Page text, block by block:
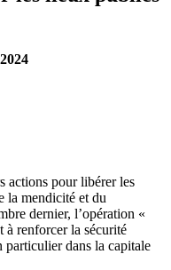
actions pour libérer les
la mendicité et du
dernier, l’opération «
à renforcer la sécurité
particulier dans la capitale